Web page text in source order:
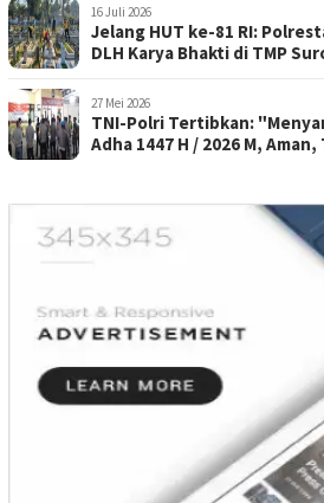
16 Juli 2026
Jelang HUT ke-81 RI:
DLH Karya Bhakti di TMP
27 Mei 2026
TNI-Polri Tertibkan:
Adha 1447 H / 2026 M,